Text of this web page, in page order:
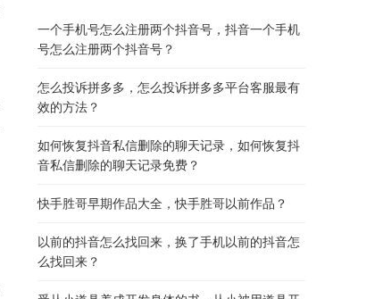
一个手机号怎么注册两个抖音号，抖音一个手机
号怎么注册两个抖音号？
怎么投诉拼多多，怎么投诉拼多多平台客服最有
效的方法？
如何恢复抖音私信删除的聊天记录，如何恢复抖
音私信删除的聊天记录免费？
快手胜哥早期作品大全，快手胜哥以前作品？
以前的抖音怎么找回来，换了手机以前的抖音怎
么找回来？